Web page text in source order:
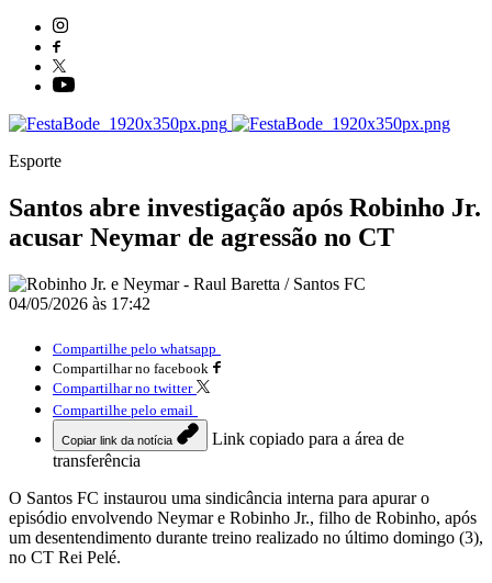
Esporte
Santos abre investigação após Robinho Jr.
acusar Neymar de agressão no CT
04/05/2026 às 17:42
Compartilhe pelo whatsapp
Compartilhar no facebook
Compartilhar no twitter
Compartilhe pelo email
Copiar link da notícia
Link copiado para a área de
transferência
O Santos FC instaurou uma sindicância interna para apurar o
episódio envolvendo Neymare Robinho Jr., filho de Robinho, após
um desentendimento durante treino realizado no último domingo (3),
no CT Rei Pelé.